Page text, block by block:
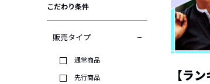
こだわり条件
販売タイプ
通常商品
先行商品
【ラ